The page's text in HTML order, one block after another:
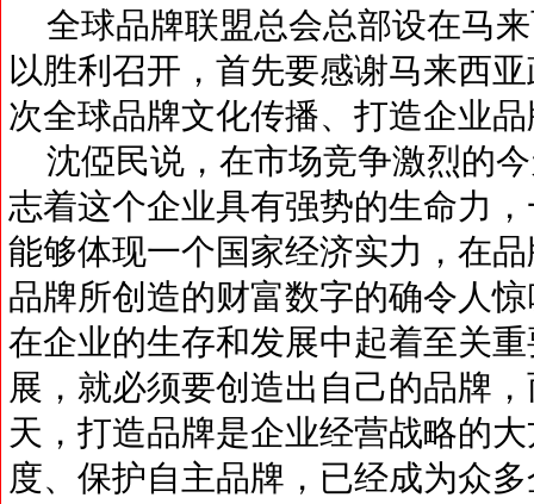
全球品牌联盟总会总部设在马
以胜利召开，首先要感谢马来西
次全球品牌文化传播、打造企业
沈俹民说，在市场竞争激烈的
志着这个企业具有强势的生命力
能够体现一个国家经济实力，在
品牌所创造的财富数字的确令人
在企业的生存和发展中起着至关
展，就必须要创造出自己的品牌
天，打造品牌是企业经营战略的
度、保护自主品牌，已经成为众